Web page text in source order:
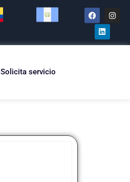
Solicita servicio